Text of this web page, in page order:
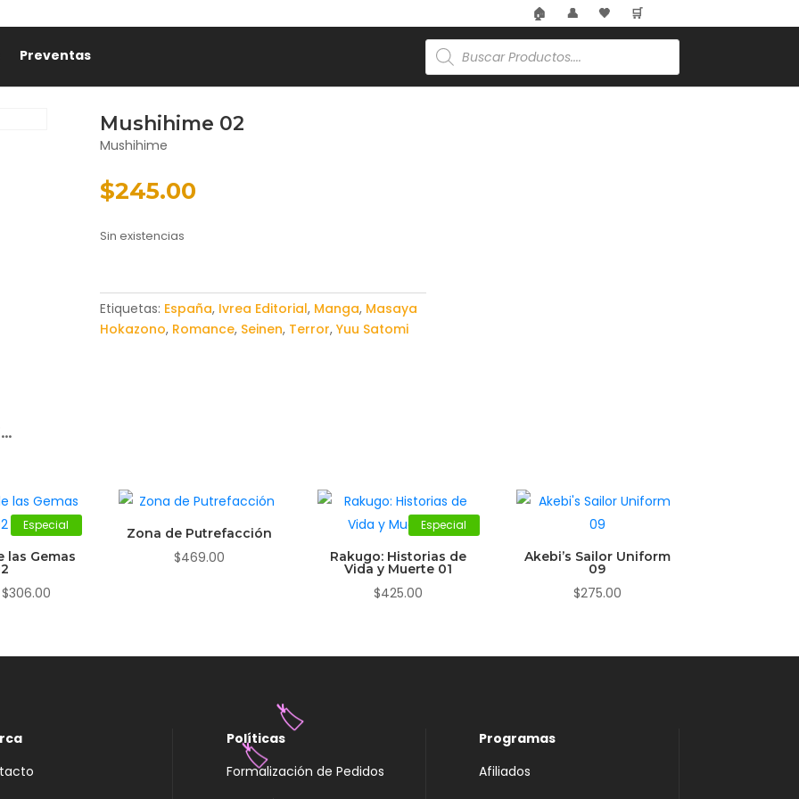
🏠 👤 🖤 🛒
Preventas
Búsqueda
de
productos
Mushihime 02
Mushihime
$245.00
Sin existencias
Etiquetas: España, Ivrea Editorial, Manga, Masaya
Hokazono, Romance, Seinen, Terror, Yuu Satomi
Especial
las Gemas
El
era:
$306.00
es:
Zona de Putrefacción
$469.00
Especial
Rakugo: Historias de
Vida y Muerte 01
$425.00
Akebi’s Sailor Uniform
09
$275.00
Políticas
Formalización de Pedidos
Programas
Afiliados
🏷️